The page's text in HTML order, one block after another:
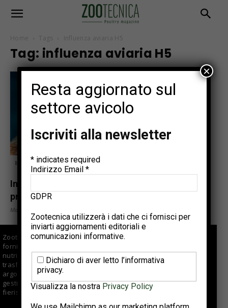
Home Tags Influenza aviaria H5
Tag: influenza aviaria H5
In evidenza
Influenza aviaria, l’Italia avvia il primo
progetto pilota di vaccinazione negli...
Maggio 18, 2026
Zootecnica.it è il sito specializzato sul settore avicolo che
fornisce informazioni di qualità per aziende di selezione,
nutrizionisti, veterinari, allevatori e centri di macellazione e
trasformazione. Offre approfondimenti e articoli su vari
argomenti fra cui tendenze di mercato, buone pratiche di
gestione e suggerimenti tecnici; si occupa anche di eventi
fieristici, reportage e interviste ad aziende del comparto.
Resta aggiornato sul
settore avicolo
Iscriviti alla newsletter
* indicates required
Indirizzo Email *
GDPR
Zootecnica utilizzerà i dati che ci fornisci per
inviarti aggiornamenti editoriali e
comunicazioni informative.
Dichiaro di aver letto l’informativa
privacy.
Visualizza la nostra Privacy Policy
×